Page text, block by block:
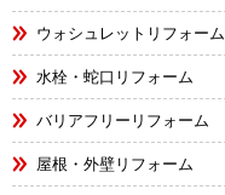
ウォシュレットリフォーム
水栓・蛇口リフォーム
バリアフリーリフォーム
屋根・外壁リフォーム